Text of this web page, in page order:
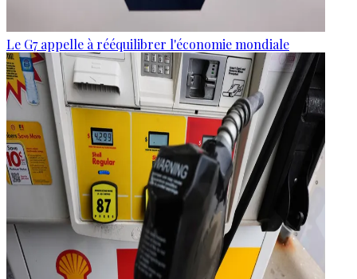
Le G7 appelle à rééquilibrer l'économie mondiale